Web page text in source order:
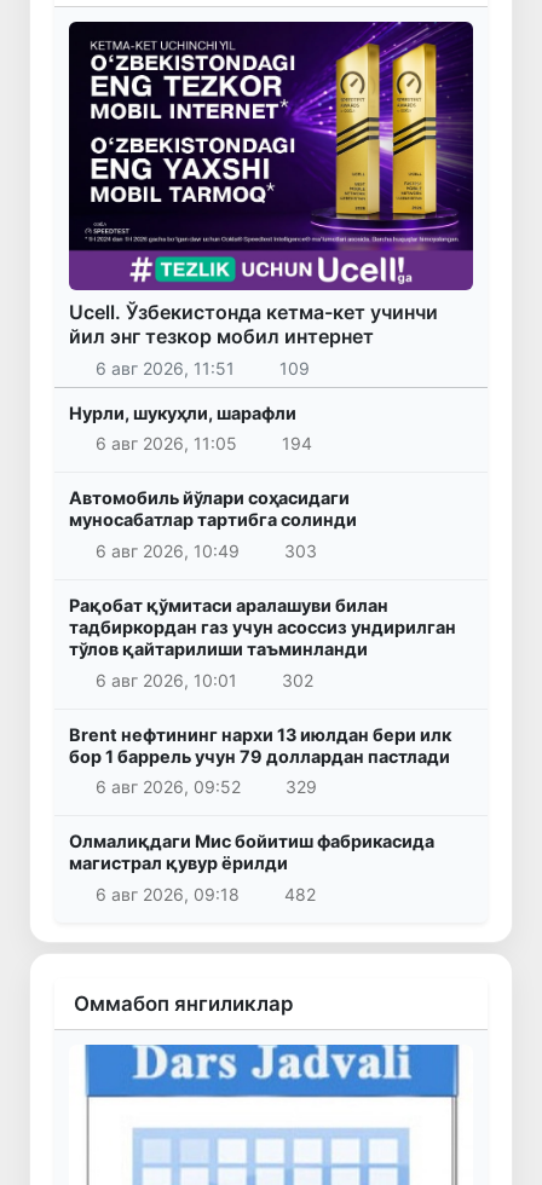
Ucell. Ўзбекистонда кетма-кет учинчи
йил энг тезкор мобил интернет
6 авг 2026, 11:51 109
Нурли, шукуҳли, шарафли
6 авг 2026, 11:05
194
Автомобиль йўлари соҳасидаги
муносабатлар тартибга солинди
6 авг 2026, 10:49
303
Рақобат қўмитаси аралашуви билан
тадбиркордан газ учун асоссиз ундирилган
тўлов қайтарилиши таъминланди
6 авг 2026, 10:01
302
Brent нефтининг нархи 13 июлдан бери илк
бор 1 баррель учун 79 доллардан пастлади
6 авг 2026, 09:52
329
Олмалиқдаги Мис бойитиш фабрикасида
магистрал қувур ёрилди
6 авг 2026, 09:18
482
Оммабоп янгиликлар